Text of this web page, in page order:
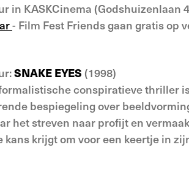
in KASKCinema (Godshuizenlaan
- Film Fest Friends gaan gratis op
SNAKE EYES (1998)
conspiratieve thriller
bespiegeling over
het streven naar profijt en
krijgt om voor een keertje in